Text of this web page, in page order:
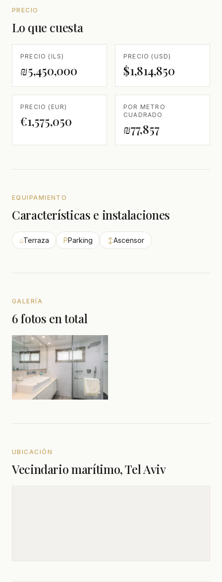
PRECIO
Lo que cuesta
PRECIO (ILS)
₪5,450,000
PRECIO (USD)
$1,814,850
PRECIO (EUR)
€1,575,050
POR METRO
CUADRADO
₪77,857
EQUIPAMIENTO
Características e instalaciones
⌂Terraza PParking ↕Ascensor
GALERÍA
6 fotos en total
UBICACIÓN
Vecindario marítimo, Tel Aviv